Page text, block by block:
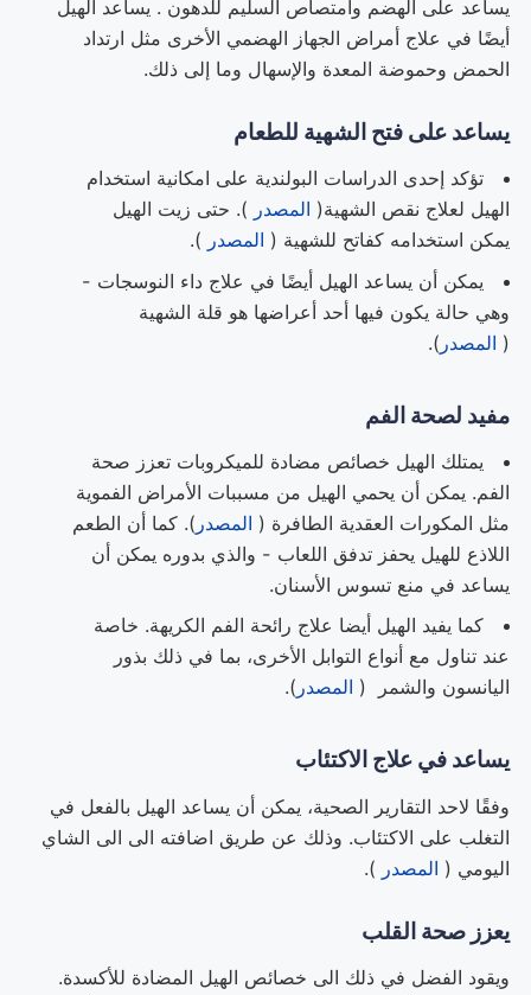
يساعد على الهضم وامتصاص السليم للدهون . يساعد الهيل
أيضًا في علاج أمراض الجهاز الهضمي الأخرى مثل ارتداد
الحمض وحموضة المعدة والإسهال وما إلى ذلك.
يساعد على فتح الشهية للطعام
تؤكد إحدى الدراسات البولندية على امكانية استخدام
الهيل لعلاج نقص الشهية( المصدر ). حتى زيت الهيل
يمكن استخدامه كفاتح للشهية ( المصدر ).
يمكن أن يساعد الهيل أيضًا في علاج داء النوسجات -
وهي حالة يكون فيها أحد أعراضها هو قلة الشهية
( المصدر ).
مفيد لصحة الفم
يمتلك الهيل خصائص مضادة للميكروبات تعزز صحة
الفم. يمكن أن يحمي الهيل من مسببات الأمراض الفموية
مثل المكورات العقدية الطافرة ( المصدر ). كما أن الطعم
اللاذع للهيل يحفز تدفق اللعاب - والذي بدوره يمكن أن
يساعد في منع تسوس الأسنان.
كما يفيد الهيل أيضا علاج رائحة الفم الكريهة. خاصة
عند تناول مع أنواع التوابل الأخرى، بما في ذلك بذور
اليانسون والشمر ( المصدر ).
يساعد في علاج الاكتئاب
وفقًا لاحد التقارير الصحية، يمكن أن يساعد الهيل بالفعل في
التغلب على الاكتئاب. وذلك عن طريق اضافته الى الى الشاي
اليومي ( المصدر ).
يعزز صحة القلب
ويقود الفضل في ذلك الى خصائص الهيل المضادة للأكسدة.